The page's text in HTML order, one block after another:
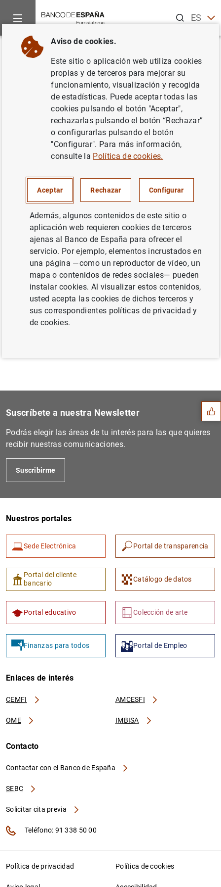
ESEN
Inicio Noticias y eventos
Volver
CNMV: Hecho Relevante de
Unicaja Banco sobre la Oferta
de Canje de títulos de Banco
sobre la Oferta de Canje de títulos de Banco
CEISS (39KB)
Anterior
Siguiente
Nombramiento de administrad...
Sugerencias
1 2
Suscríbete a nuestra Newsletter
Podrás elegir las áreas de tu interés para las que quieres
recibir nuestras comunicaciones.
Suscribirme
Nuestros portales
Sede Electrónica Portal de transparencia
Portal del cliente
bancario
Catálogo de datos
Portal educativo Colección de arte
Finanzas para todos Portal de Empleo
Enlaces de interés
CEMFI AMCESFI
OME IMBISA
Contacto
Contactar con el Banco de España
SEBC
Solicitar cita previa
Teléfono: 91 338 50 00
Política de privacidad Política de cookies
Aviso de cookies.
Este sitio o aplicación web utiliza cookies
propias y de terceros para mejorar su
funcionamiento, visualización y recogida
de estadísticas. Puede aceptar todas las
cookies pulsando el botón "Aceptar",
rechazarlas pulsando el botón “Rechazar”
o configurarlas pulsando el botón
"Configurar". Para más información,
consulte la Política de cookies.
Aceptar Rechazar Configurar
Además, algunos contenidos de este sitio o
aplicación web requieren cookies de terceros
ajenas al Banco de España para ofrecer el
servicio. Por ejemplo, elementos incrustados en
una página —como un reproductor de vídeo, un
mapa o contenidos de redes sociales— pueden
instalar cookies. Al visualizar estos contenidos,
usted acepta las cookies de dichos terceros y
sus correspondientes políticas de privacidad y
de cookies.